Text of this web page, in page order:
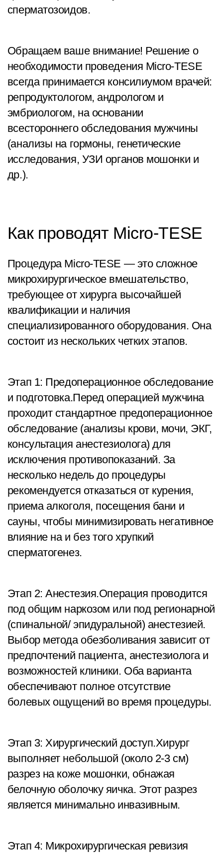
сперматозоидов.
Обращаем ваше внимание! Решение о
необходимости проведения Micro-TESE
всегда принимается консилиумом врачей:
репродуктологом, андрологом и
эмбриологом, на основании
всестороннего обследования мужчины
(анализы на гормоны, генетические
исследования, УЗИ органов мошонки и
др.).
Как проводят Micro-TESE
Процедура Micro-TESE — это сложное
микрохирургическое вмешательство,
требующее от хирурга высочайшей
квалификации и наличия
специализированного оборудования. Она
состоит из нескольких четких этапов.
Этап 1: Предоперационное обследование
и подготовка.Перед операцией мужчина
проходит стандартное предоперационное
обследование (анализы крови, мочи, ЭКГ,
консультация анестезиолога) для
исключения противопоказаний. За
несколько недель до процедуры
рекомендуется отказаться от курения,
приема алкоголя, посещения бани и
сауны, чтобы минимизировать негативное
влияние на и без того хрупкий
сперматогенез.
Этап 2: Анестезия.Операция проводится
под общим наркозом или под регионарной
(спинальной/ эпидуральной) анестезией.
Выбор метода обезболивания зависит от
предпочтений пациента, анестезиолога и
возможностей клиники. Оба варианта
обеспечивают полное отсутствие
болевых ощущений во время процедуры.
Этап 3: Хирургический доступ.Хирург
выполняет небольшой (около 2-3 см)
разрез на коже мошонки, обнажая
белочную оболочку яичка. Этот разрез
является минимально инвазивным.
Этап 4: Микрохирургическая ревизия